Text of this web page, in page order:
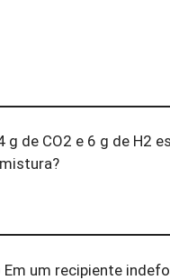
g de CO2 e 6 g de H2
Em um recipiente